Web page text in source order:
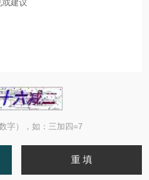
字），如：三加四=7